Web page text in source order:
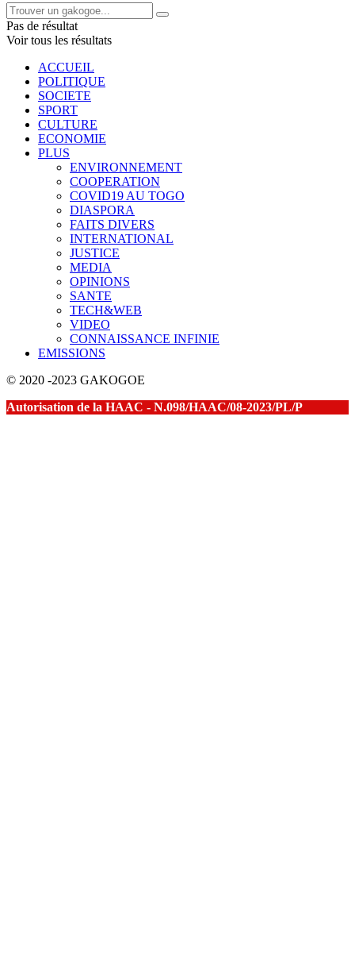
Pas de résultat
Voir tous les résultats
ACCUEIL
POLITIQUE
SOCIETE
SPORT
CULTURE
ECONOMIE
PLUS
ENVIRONNEMENT
COOPERATION
COVID19 AU TOGO
DIASPORA
FAITS DIVERS
INTERNATIONAL
JUSTICE
MEDIA
OPINIONS
SANTE
TECH&WEB
VIDEO
CONNAISSANCE INFINIE
EMISSIONS
© 2020 -2023 GAKOGOE
Autorisation de la HAAC - N.098/HAAC/08-2023/PL/P